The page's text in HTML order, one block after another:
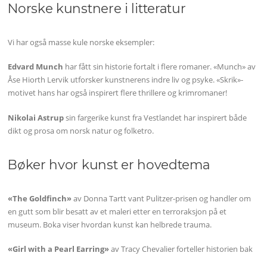
Norske kunstnere i litteratur
Vi har også masse kule norske eksempler:
Edvard Munch har fått sin historie fortalt i flere romaner. «Munch» av
Åse Hiorth Lervik utforsker kunstnerens indre liv og psyke. «Skrik»-
motivet hans har også inspirert flere thrillere og krimromaner!
Nikolai Astrupsin fargerike kunst fra Vestlandet har inspirert både
dikt og prosa om norsk natur og folketro.
Bøker hvor kunst er hovedtema
«The Goldfinch»av Donna Tartt vant Pulitzer-prisen og handler om
en gutt som blir besatt av et maleri etter en terroraksjon på et
museum. Boka viser hvordan kunst kan helbrede trauma.
«Girl with a Pearl Earring»av Tracy Chevalier forteller historien bak